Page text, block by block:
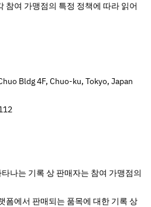
참여 가맹점의 특정 정책에 따라 읽어
Bldg 4F, Chuo-ku, Tokyo, Japan
나는 기록 상 판매자는 참여 가맹점의
폼에서 판매되는 품목에 대한 기록 상